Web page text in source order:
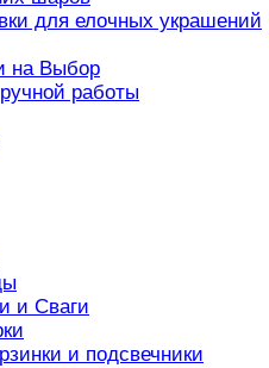
для елочных украшений
на Выбор
работы
и Сваги
и подсвечники